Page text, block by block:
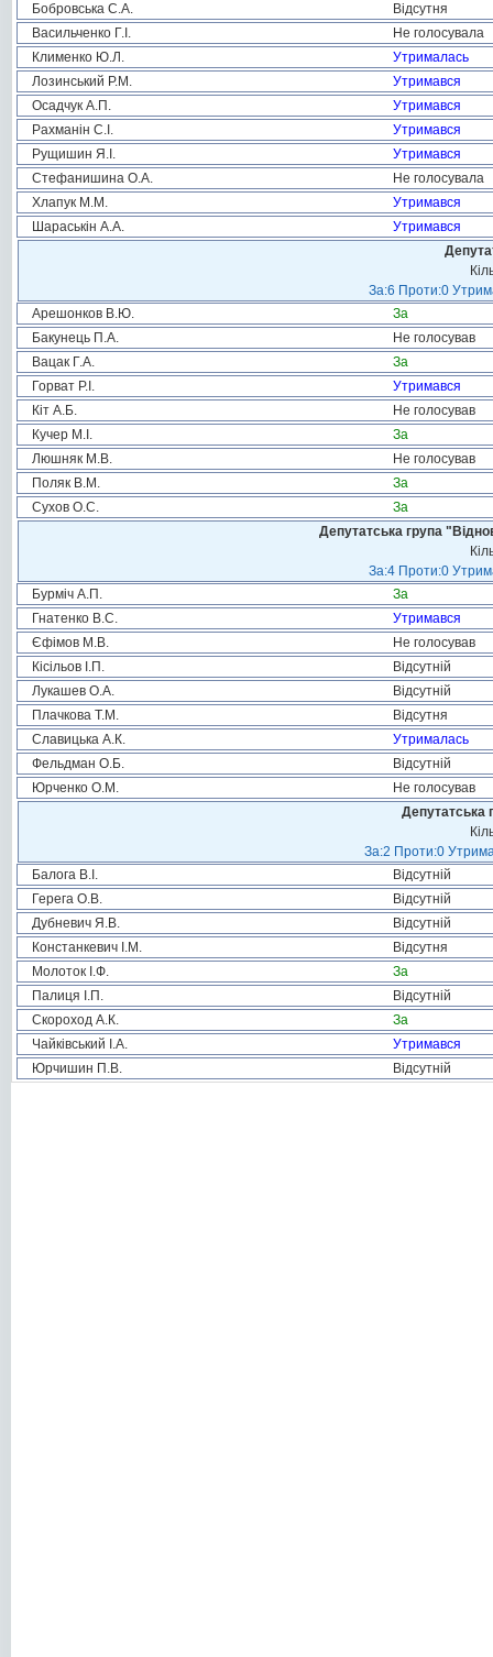
Бобровська С.А.
Відсутня
Васильченко Г.І.
Не голосувала
Клименко Ю.Л.
Утрималась
Лозинський Р.М.
Утримався
Осадчук А.П.
Утримався
Рахманін С.І.
Утримався
Рущишин Я.І.
Утримався
Стефанишина О.А.
Не голосувала
Хлапук М.М.
Утримався
Шараськін А.А.
Утримався
За:6 Проти:0
Арешонков В.Ю.
За
Бакунець П.А.
Не голосував
Вацак Г.А.
За
Горват Р.І.
Утримався
Кіт А.Б.
Не голосував
Кучер М.І.
За
Люшняк М.В.
Не голосував
Поляк В.М.
За
Сухов О.С.
За
Депутатська група
За:4 Проти:0
Бурміч А.П.
За
Гнатенко В.С.
Утримався
Єфімов М.В.
Не голосував
Кісільов І.П.
Відсутній
Лукашев О.А.
Відсутній
Плачкова Т.М.
Відсутня
Славицька А.К.
Утрималась
Фельдман О.Б.
Відсутній
Юрченко О.М.
Не голосував
Депутатська
За:2 Проти:0
Балога В.І.
Відсутній
Герега О.В.
Відсутній
Дубневич Я.В.
Відсутній
Констанкевич І.М.
Відсутня
Молоток І.Ф.
За
Палиця І.П.
Відсутній
Скороход А.К.
За
Чайківський І.А.
Утримався
Юрчишин П.В.
Відсутній